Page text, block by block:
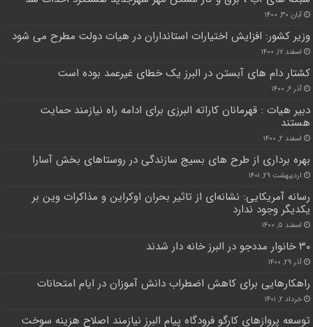
آبان ۳۰, ۱۴۰۰
وزیر کشور: افزایش اختیارات استانداران در هیات دولت مطرح می شود
اسفند ۱۷, ۱۴۰۰
کشتار دام های آبستن در البرز یک خطای غیرعمد بوده است
آذر ۶, ۱۴۰۰
دبیر هیات : قهرمانان کاراته البرزی برای ادامه راه نیازمند حمایت
هستند
اسفند ۲, ۱۴۰۰
بهره برداری از طرح های بسیج سازندگی در روستا‌های بخش آسارا
اردیبهشت ۲۹, ۱۴۰۱
رسانه آمریکایی: نشانه‌ای از تاثیر بحران اوکراین و مذاکرات وین بر
یکدیگر وجود ندارد
اسفند ۵, ۱۴۰۰
۳۰ خانوار مددجو در البرز خانه دار شدند
آذر ۲۹, ۱۴۰۰
راهکار‌هایی برای کاهش اضطراب دانش آموزان در ایام امتحانات
خرداد ۲, ۱۴۰۱
توسعه پروازهای کارگو فرودگاه پیام البرز نیازمند اصلاح هزینه سوخت